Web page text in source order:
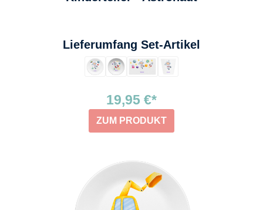
Lieferumfang Set-Artikel
19,95 €*
ZUM PRODUKT